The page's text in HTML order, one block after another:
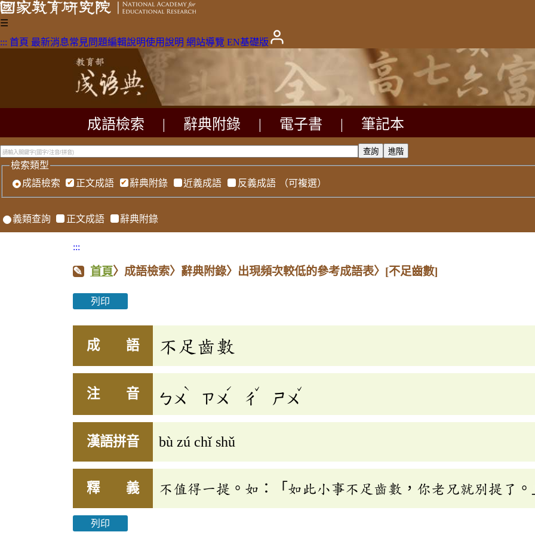
☰
::: 首頁 最新消息常見問題編輯說明使用說明 網站導覽 EN基礎版
成語檢索 辭典附錄 電子書 筆記本
檢索類型
成語檢索
正文成語 辭典附錄 近義成語 反義成語 （可複選）
義類查詢 正文成語 辭典附錄
:::
首頁〉成語檢索〉辭典附錄〉出現頻次較低的參考成語表〉 [不足齒數]
列印
成 語 不足齒數
注 音 ㄅㄨ
ˋ
ㄗㄨ
ˊ
ㄔ
ˇ
ㄕㄨ
ˇ
漢語拼音 bù zú chǐ shǔ
釋 義 不值得一提。如：「如此小事不足齒數，你老兄就別提了。
列印